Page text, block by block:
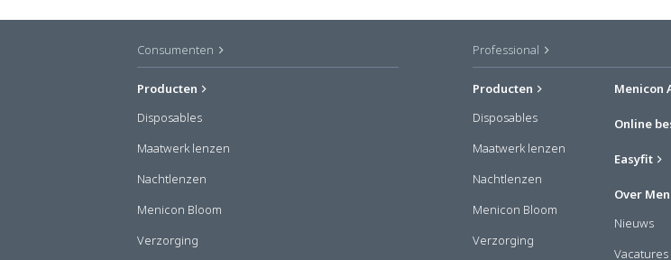
Consumenten
Producten
Disposables
Maatwerk lenzen
Nachtlenzen
Menicon Bloom
Verzorging
Professional
Producten
Disposables
Maatwerk lenzen
Nachtlenzen
Menicon Bloom
Verzorging
Menicon
Online
Easyfit
Over
Nieuws
Vacatures